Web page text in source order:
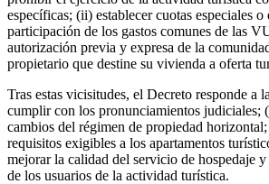
específicas; (ii) establecer cuotas especiales
participación de los gastos comunes de las
autorización previa y expresa de la
propietario que destine su vivienda a oferta
Tras estas vicisitudes, el Decreto responde a
cumplir con los pronunciamientos judiciales;
cambios del régimen de propiedad
requisitos exigibles a los apartamentos
mejorar la calidad del servicio de hospedaje
de los usuarios de la actividad turística.